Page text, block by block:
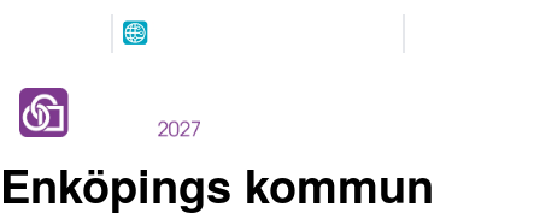
Enköpings kommun